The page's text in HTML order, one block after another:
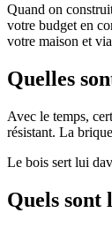
Quand on
votre budget en
votre maison et
Quelles
Avec le temps,
résistant. La
Le bois sert lui
Quels sont